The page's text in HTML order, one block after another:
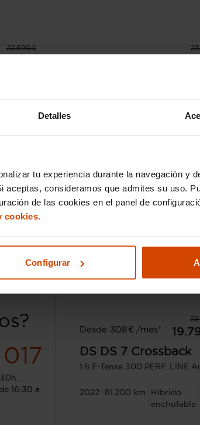
Detalles
tu experiencia durante la navegación y
aceptas, consideramos que admites su uso.
de las cookies en el panel de
cookies.
Configurar
22.690 €
16:30 a
Desde 308 € /mes*
DS DS 7 Crossback
1.6 E-Tense 300 PERF. LINE
2022 81.200 km
Híbrido
enchufable